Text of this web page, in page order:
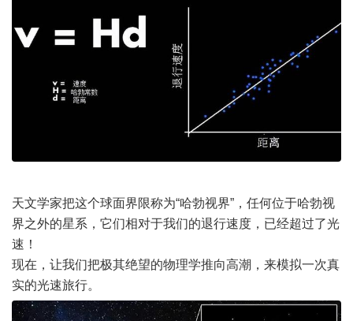
天文学家把这个球面界限称为“哈勃视界”，任何位于哈勃视
界之外的星系，它们相对于我们的退行速度，已经超过了光
速！
现在，让我们把极其绝望的物理学推向高潮，来模拟一次真
实的光速旅行。